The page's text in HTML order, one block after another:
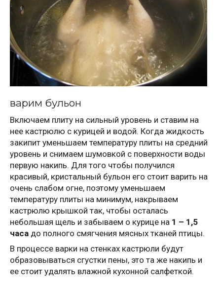
варим бульон
Включаем плиту на сильный уровень и ставим на
нее кастрюлю с курицей и водой. Когда жидкость
закипит уменьшаем температуру плиты на средний
уровень и снимаем шумовкой с поверхности воды
первую накипь. Для того чтобы получился
красивый, кристальный бульон его стоит варить на
очень слабом огне, поэтому уменьшаем
температуру плиты на минимум, накрываем
кастрюлю крышкой так, чтобы осталась
небольшая щель и забываем о курице на 1 – 1,5
часа до полного смягчения мясных тканей птицы.
В процессе варки на стенках кастрюли будут
образовываться сгустки пены, это та же накипь и
ее стоит удалять влажной кухонной салфеткой.